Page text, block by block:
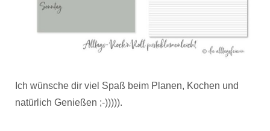
Ich wünsche dir viel Spaß beim Planen, Kochen und
natürlich Genießen ;-))))).